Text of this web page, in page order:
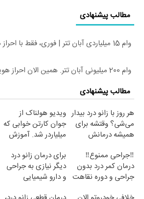
مطالب پیشنهادی
وام 15 میلیاردی آبان تتر | فوری، فقط با احراز هویت
وام 200 میلیونی آبان تتر. همین الان احراز هویت کن!
مطالب پیشنهادی
هر روز با زانو درد بیدار
می‌شی؟ وقتشه برای
همیشه درمانش
ویدیو هولناک از
جوان کارتن خوابی که
میلیاردر شد. آموزش
‼️جراحی ممنوع‼️
درمان کمر درد بدون
جراحی و دوره نقاهت
برای درمان زانو درد
دیگر نیازی به جراحی
و دارو شیمیایی